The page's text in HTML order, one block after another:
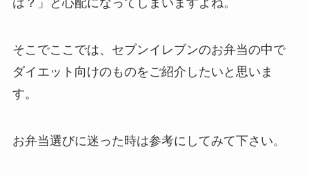
そこでここでは、セブンイレブンのお弁当の中で
ダイエット向けのものをご紹介したいと思いま
す。
お弁当選びに迷った時は参考にしてみて下さい。